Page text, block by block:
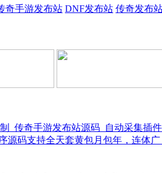
奇手游发布站 DNF发布站 传奇发布
_传奇手游发布站源码_自动采集插
源码支持全天套黄包月包年，连体广